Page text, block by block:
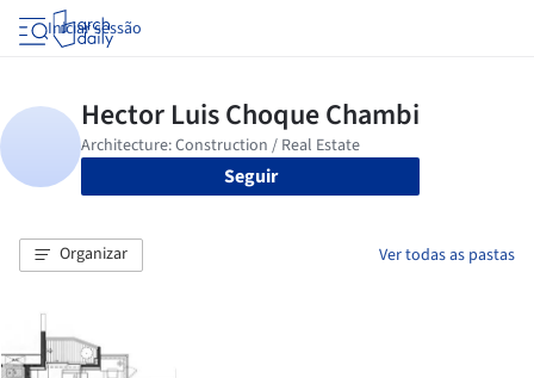
Iniciar sessão
Seguir
Organizar Ver todas as pastas